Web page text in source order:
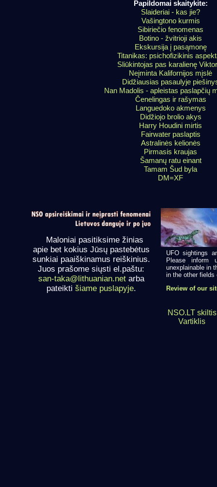
Papildomai skaitykite:
Slaideriai - kas jie?
Vašingtono kurmis
Sibiriečio fenomenas
Botino - žvitrioji akis
Ekskursija į pasąmonę
Titanikas: psichofizikinis
Sliūkintojas pas karalienę
Neįminta Kalifornijos mįslė
Didžiausias pasaulyje
Nan Madolis - apleistas paslapčių
Čenelingas ir rašymas
Languedoko akmenys
Didžiojo brolio akys
Harry Houdini mirtis
Fairwater paslaptis
Astralinės kelionės
Pirmasis kraujas
Šamanų ratu einant
Tamam Šud byla
DM=XF
Maloniai pasitiksime žinias
apie bet kokius Jūsų pastebėtus
sunkiai paaiškinamus reiškinius.
Juos prašome siųsti el.paštu:
san-taka@lithuanian.netarba
pateikti šiame puslapyje.
UFO sightings
Please inform
unexplainable in
in the other fields
Review of our
NSO.LT skiltis
Vartiklis